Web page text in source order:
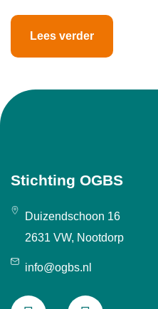
Lees verder
Stichting OGBS
Duizendschoon 16
2631 VW, Nootdorp
info@ogbs.nl